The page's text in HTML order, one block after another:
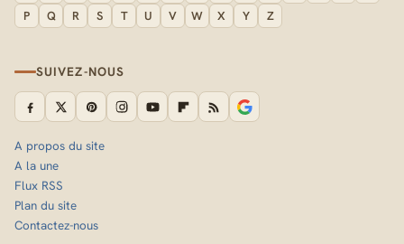
P
Q R S T U V W X Y Z
SUIVEZ-NOUS
A propos du site
A la une
Flux RSS
Plan du site
Contactez-nous